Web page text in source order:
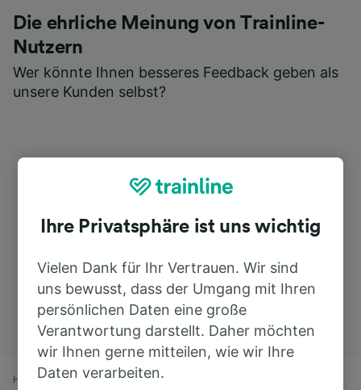
Die ehrliche Meinung von Trainline-
Nutzern
Wer könnte Ihnen besseres Feedback geben als
unsere Kunden selbst?
Home Bahnfahrplan Brüssel Central nach Charleroi
Ihre Privatsphäre ist uns wichtig
Vielen Dank für Ihr Vertrauen. Wir sind
uns bewusst, dass der Umgang mit Ihren
persönlichen Daten eine große
Verantwortung darstellt. Daher möchten
wir Ihnen gerne mitteilen, wie wir Ihre
Daten verarbeiten.